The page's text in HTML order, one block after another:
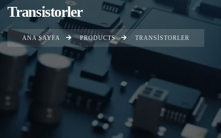
Transistorler
ANA SAYFA PRODUCTS TRANSISTORLER